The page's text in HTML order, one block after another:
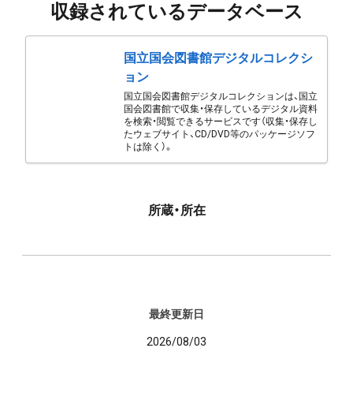
収録されているデータベース
国立国会図書館デジタルコレクシ
ョン
国立国会図書館デジタルコレクションは、国立
国会図書館で収集・保存しているデジタル資料
を検索・閲覧できるサービスです（収集・保存し
たウェブサイト、CD/DVD等のパッケージソフ
トは除く）。
所蔵・所在
最終更新日
2026/08/03